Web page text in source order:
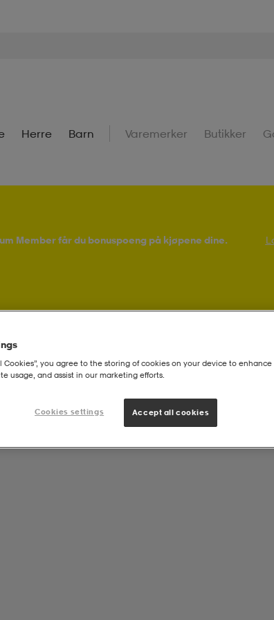
Herre Barn Varemerker Butikker
Member får du bonuspoeng på kjøpene dine.
Cookies”, you agree to the storing of cookies on your device to enhance
usage, and assist in our marketing efforts.
Cookies settings Accept all cookies